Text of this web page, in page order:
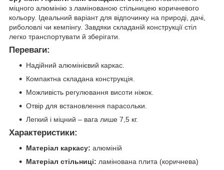
міцного алюмінію з ламінованою стільницею коричневого
кольору. Ідеальний варіант для відпочинку на природі, дачі,
риболовлі чи кемпінгу. Завдяки складаній конструкції стіл
легко транспортувати й зберігати.
Переваги:
Надійний алюмінієвий каркас.
Компактна складана конструкція.
Можливість регулювання висоти ніжок.
Отвір для встановлення парасольки.
Легкий і міцний – вага лише 7,5 кг.
Характеристики:
Матеріал каркасу: алюміній
Матеріал стільниці: ламінована плита (коричнева)